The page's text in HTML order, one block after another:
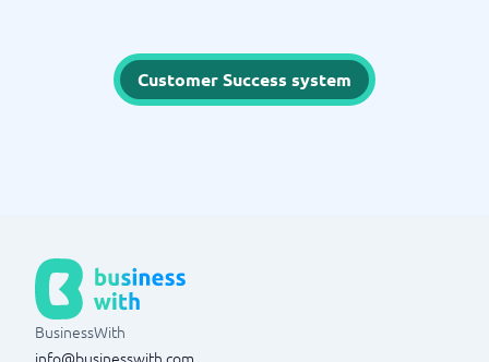
Customer Success system
BusinessWith
info@businesswith.com